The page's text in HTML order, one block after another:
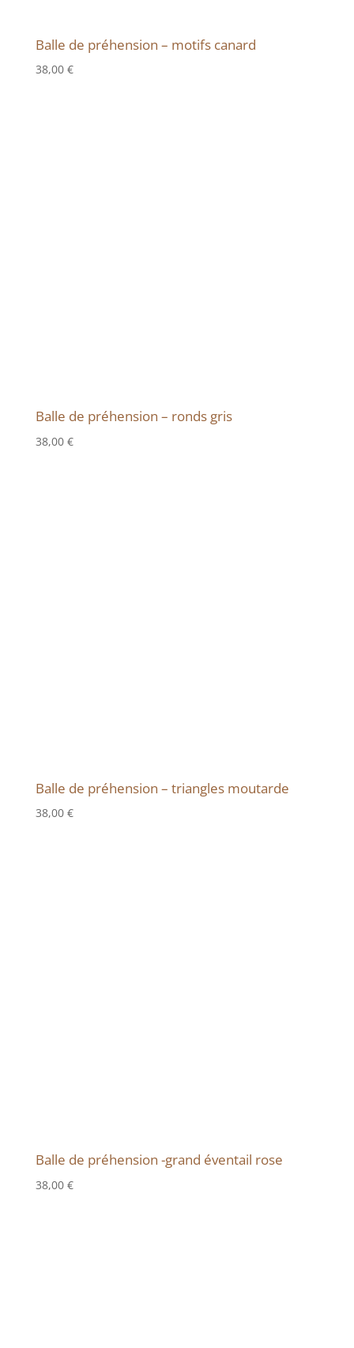
Balle de préhension – motifs canard
38,00 €
Balle de préhension – ronds gris
38,00 €
Balle de préhension – triangles moutarde
38,00 €
Balle de préhension -grand éventail rose
38,00 €